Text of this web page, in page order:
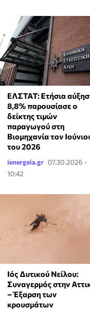
ΕΛΣΤΑΤ: Ετήσια
8,8% παρουσίασε ο
δείκτης τιμών
παραγωγού στη
Βιομηχανία τον
του 2026
ienergeia.gr 07.30.2026 -
10:42
Ιός Δυτικού Νείλου:
Συναγερμός στην
– Έξαρση των
κρουσμάτων